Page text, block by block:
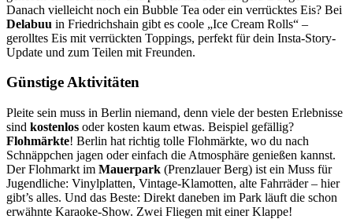
Danach vielleicht noch ein Bubble Tea oder ein verrücktes Eis? Bei
Delabuu in Friedrichshain gibt es coole „Ice Cream Rolls“ –
gerolltes Eis mit verrückten Toppings, perfekt für dein Insta-Story-
Update und zum Teilen mit Freunden.
Günstige Aktivitäten
Pleite sein muss in Berlin niemand, denn viele der besten Erlebnisse
sind kostenlos oder kosten kaum etwas. Beispiel gefällig?
Flohmärkte! Berlin hat richtig tolle Flohmärkte, wo du nach
Schnäppchen jagen oder einfach die Atmosphäre genießen kannst.
Der Flohmarkt im Mauerpark (Prenzlauer Berg) ist ein Muss für
Jugendliche: Vinylplatten, Vintage-Klamotten, alte Fahrräder – hier
gibt’s alles. Und das Beste: Direkt daneben im Park läuft die schon
erwähnte Karaoke-Show. Zwei Fliegen mit einer Klappe!